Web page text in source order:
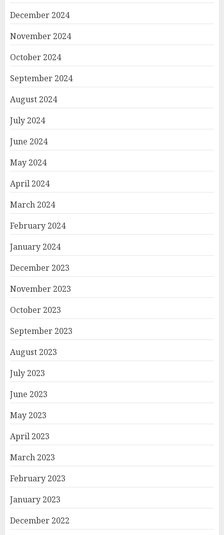
December 2024
November 2024
October 2024
September 2024
August 2024
July 2024
June 2024
May 2024
April 2024
March 2024
February 2024
January 2024
December 2023
November 2023
October 2023
September 2023
August 2023
July 2023
June 2023
May 2023
April 2023
March 2023
February 2023
January 2023
December 2022